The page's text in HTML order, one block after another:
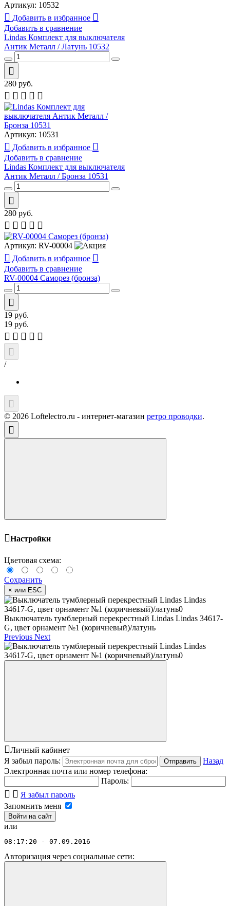
Артикул: 10532
Добавить в избранное
Добавить в сравнение
Lindas Комплект для выключателя
Антик Металл / Латунь 10532
280 руб.
Артикул: 10531
Добавить в избранное
Добавить в сравнение
Lindas Комплект для выключателя
Антик Металл / Бронза 10531
280 руб.
Артикул: RV-00004
Добавить в избранное
Добавить в сравнение
RV-00004 Саморез (бронза)
19 руб.
19 руб.
/
© 2026 Loftelectro.ru - интернет-магазин ретро проводки.
Настройки
Цветовая схема:
Сохранить
× или ESC
Выключатель тумблерный перекрестный Lindas Lindas 34617-
G, цвет орнамент №1 (коричневый)/латунь
Previous Next
Личный кабинет
Я забыл пароль:
Отправить
Назад
Электронная почта или номер телефона:
Пароль:
Я забыл пароль
Запомнить меня
или
08:17:20 - 07.09.2016
Авторизация через социальные сети: